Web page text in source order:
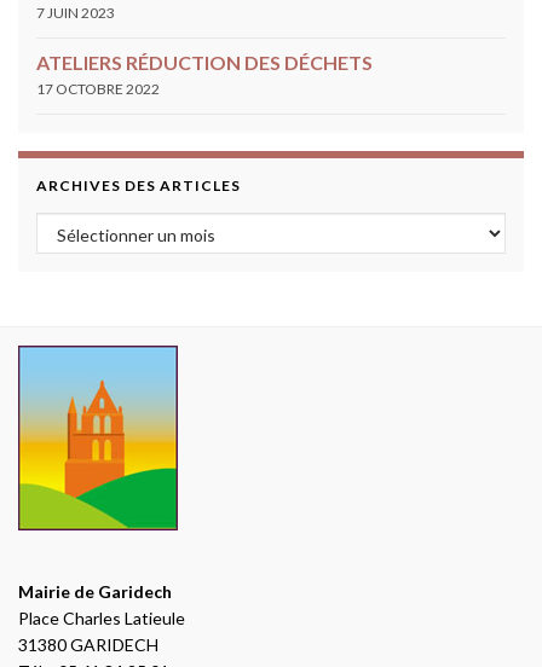
7 JUIN 2023
ATELIERS RÉDUCTION DES DÉCHETS
17 OCTOBRE 2022
ARCHIVES DES ARTICLES
Archives des articles
Mairie de Garidech
Place Charles Latieule
31380 GARIDECH